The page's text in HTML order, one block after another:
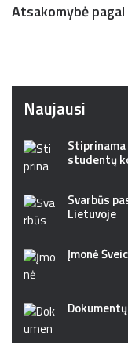
Atsakomybė
Naujausi
studentų
Svarbūs
Lietuvoje
Įmonė